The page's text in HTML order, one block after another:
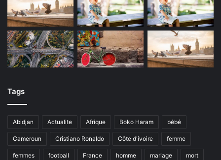
Tags
Abidjan Actualite Afrique Boko Haram bébé
Cameroun Cristiano Ronaldo Côte d'ivoire femme
femmes football France homme mariage mort